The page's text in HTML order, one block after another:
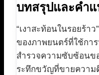
บทสรุปและคำ
“เงาสะท้อนในรอยร้า
ของภาพยนตร์ที่ใช้กา
สำรวจความซับซ้อนข
ระทึกขวัญที่ขายความ